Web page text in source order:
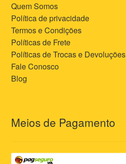
Quem Somos
Política de privacidade
Termos e Condições
Políticas de Frete
Políticas de Trocas e Devoluções
Fale Conosco
Blog
Meios de Pagamento